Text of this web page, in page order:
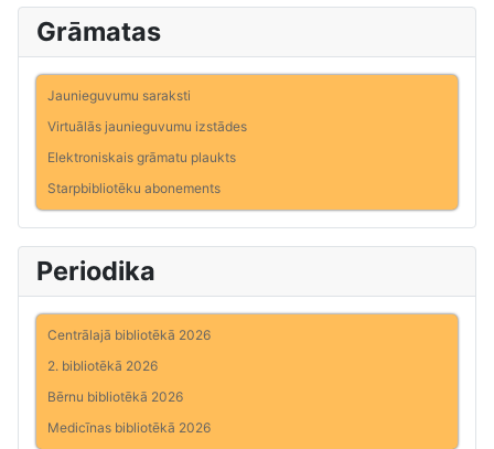
Grāmatas
Jaunieguvumu saraksti
Virtuālās jaunieguvumu izstādes
Elektroniskais grāmatu plaukts
Starpbibliotēku abonements
Periodika
Centrālajā bibliotēkā 2026
2. bibliotēkā 2026
Bērnu bibliotēkā 2026
Medicīnas bibliotēkā 2026